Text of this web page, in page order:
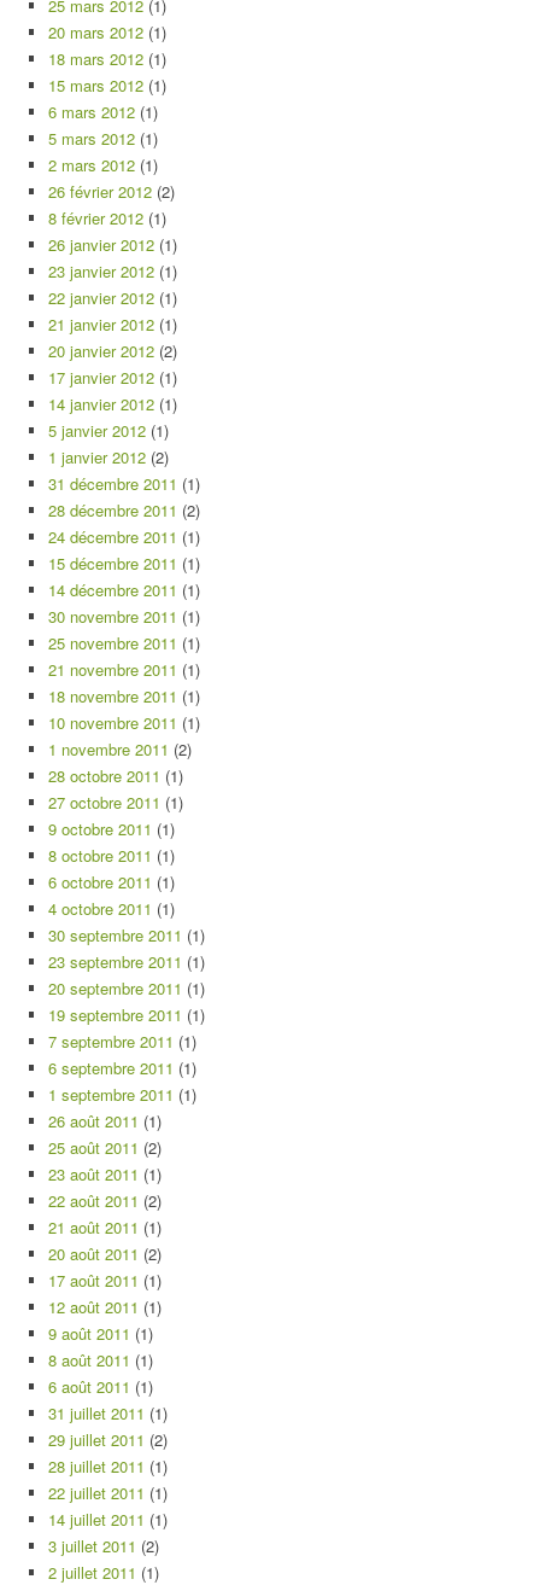
25 mars 2012 (1)
20 mars 2012 (1)
18 mars 2012 (1)
15 mars 2012 (1)
6 mars 2012 (1)
5 mars 2012 (1)
2 mars 2012 (1)
26 février 2012 (2)
8 février 2012 (1)
26 janvier 2012 (1)
23 janvier 2012 (1)
22 janvier 2012 (1)
21 janvier 2012 (1)
20 janvier 2012 (2)
17 janvier 2012 (1)
14 janvier 2012 (1)
5 janvier 2012 (1)
1 janvier 2012 (2)
31 décembre 2011 (1)
28 décembre 2011 (2)
24 décembre 2011 (1)
15 décembre 2011 (1)
14 décembre 2011 (1)
30 novembre 2011 (1)
25 novembre 2011 (1)
21 novembre 2011 (1)
18 novembre 2011 (1)
10 novembre 2011 (1)
1 novembre 2011 (2)
28 octobre 2011 (1)
27 octobre 2011 (1)
9 octobre 2011 (1)
8 octobre 2011 (1)
6 octobre 2011 (1)
4 octobre 2011 (1)
30 septembre 2011 (1)
23 septembre 2011 (1)
20 septembre 2011 (1)
19 septembre 2011 (1)
7 septembre 2011 (1)
6 septembre 2011 (1)
1 septembre 2011 (1)
26 août 2011 (1)
25 août 2011 (2)
23 août 2011 (1)
22 août 2011 (2)
21 août 2011 (1)
20 août 2011 (2)
17 août 2011 (1)
12 août 2011 (1)
9 août 2011 (1)
8 août 2011 (1)
6 août 2011 (1)
31 juillet 2011 (1)
29 juillet 2011 (2)
28 juillet 2011 (1)
22 juillet 2011 (1)
14 juillet 2011 (1)
3 juillet 2011 (2)
2 juillet 2011 (1)